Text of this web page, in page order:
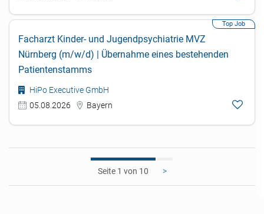
Facharzt Kinder- und Jugendpsychiatrie MVZ
Nürnberg (m/w/d) | Übernahme eines bestehenden
Patientenstamms
HiPo Executive GmbH
05.08.2026
Bayern
1 >